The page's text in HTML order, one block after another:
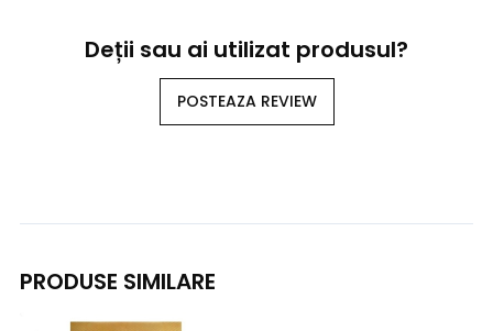
Deții sau ai utilizat produsul?
POSTEAZA REVIEW
PRODUSE SIMILARE